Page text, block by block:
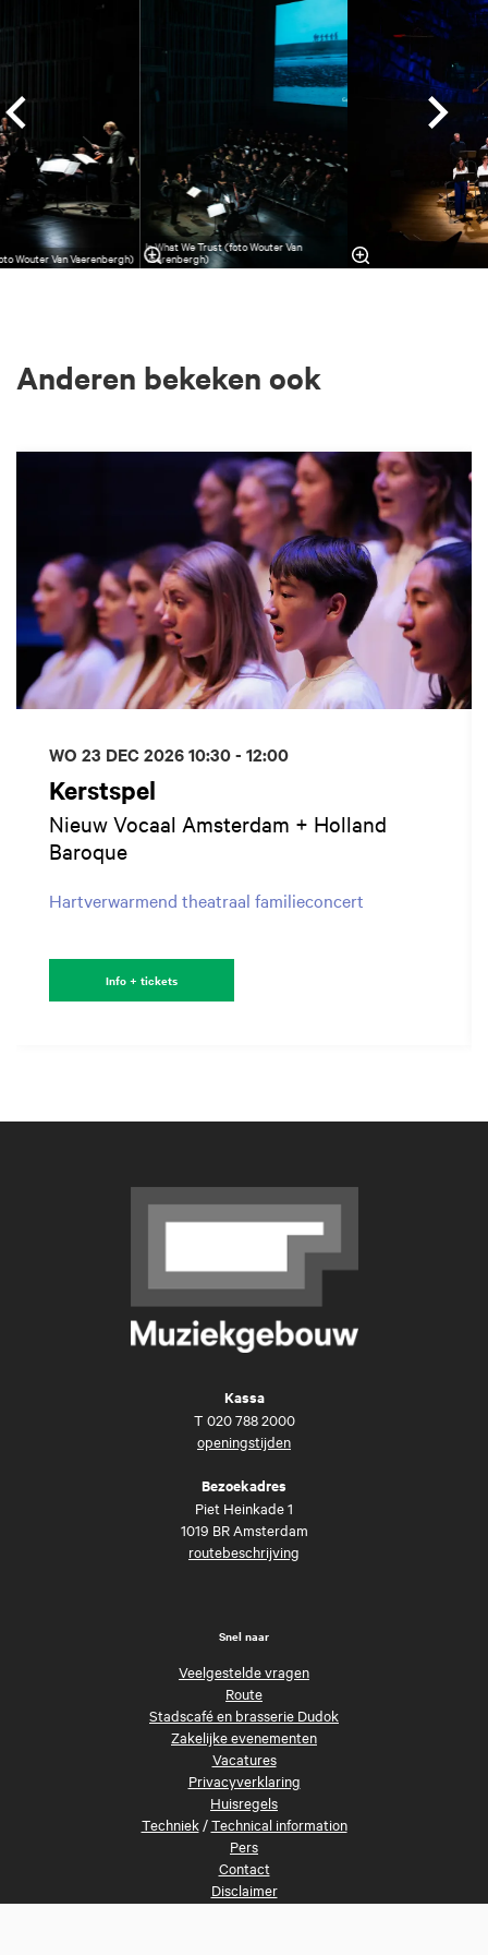
Wouter Van Vaerenbergh)
In What We Trust (foto Wouter Van
Vaerenbergh)
Anderen bekeken ook
Kerstspel
Nieuw Vocaal Amsterdam + Holland
Baroque
Hartverwarmend theatraal familieconcert
WO 23 DEC 202610:30 - 12:00
Info + tickets
Kassa
T 020 788 2000
openingstijden
Bezoekadres
Piet Heinkade 1
1019 BR Amsterdam
routebeschrijving
Snel naar
Veelgestelde vragen
Route
Stadscafé en brasserie Dudok
Zakelijke evenementen
Vacatures
Privacyverklaring
Huisregels
Techniek/Technical information
Pers
Contact
Disclaimer